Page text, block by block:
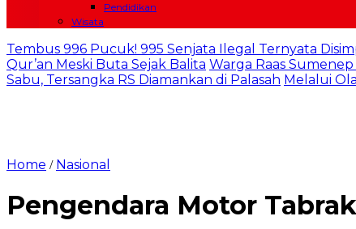
Pendidikan
Wisata
Tembus 996 Pucuk! 995 Senjata Ilegal Ternyata
Qur’an Meski Buta Sejak Balita Warga Raas
Sabu, Tersangka RS Diamankan di Palasah Melalui
Home / Nasional
Pengendara Motor